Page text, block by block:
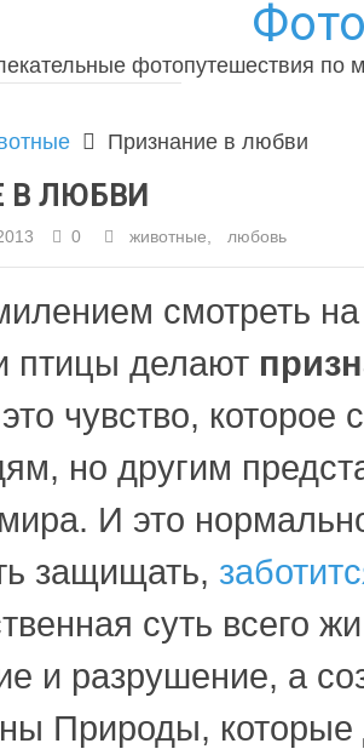
фотопутешествия по
Признание в любви
В ЛЮБВИ
0 животные любовь
смотреть на
птицы делают
чувство, которое
но другим
И это
защищать,
суть всего
и разрушение, а
Природы, которые